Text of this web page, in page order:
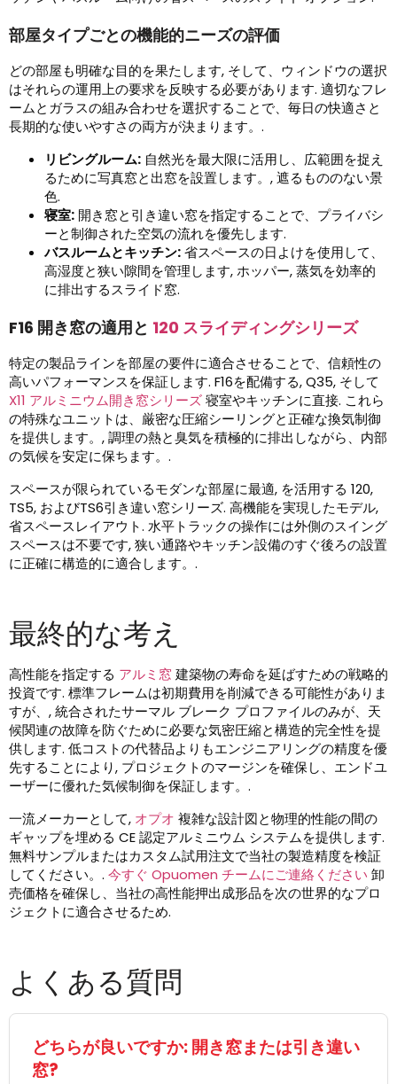
部屋タイプごとの機能的ニーズの評価
どの部屋も明確な目的を果たします, そして、ウィンドウの選択
はそれらの運用上の要求を反映する必要があります. 適切なフレ
ームとガラスの組み合わせを選択することで、毎日の快適さと
長期的な使いやすさの両方が決まります。.
リビングルーム: 自然光を最大限に活用し、広範囲を捉え
るために写真窓と出窓を設置します。, 遮るもののない景
色.
寝室: 開き窓と引き違い窓を指定することで、プライバシ
ーと制御された空気の流れを優先します.
バスルームとキッチン:省スペースの日よけを使用して、
高湿度と狭い隙間を管理します, ホッパー, 蒸気を効率的
に排出するスライド窓.
F16 開き窓の適用と 120 スライディングシリーズ
特定の製品ラインを部屋の要件に適合させることで、信頼性の
高いパフォーマンスを保証します. F16を配備する, Q35, そして
X11 アルミニウム開き窓シリーズ寝室やキッチンに直接. これら
の特殊なユニットは、厳密な圧縮シーリングと正確な換気制御
を提供します。, 調理の熱と臭気を積極的に排出しながら、内部
の気候を安定に保ちます。.
スペースが限られているモダンな部屋に最適, を活用する 120,
TS5, およびTS6引き違い窓シリーズ. 高機能を実現したモデル,
省スペースレイアウト. 水平トラックの操作には外側のスイング
スペースは不要です, 狭い通路やキッチン設備のすぐ後ろの設置
に正確に構造的に適合します。.
最終的な考え
高性能を指定する アルミ窓 建築物の寿命を延ばすための戦略的
投資です. 標準フレームは初期費用を削減できる可能性がありま
すが、, 統合されたサーマル ブレーク プロファイルのみが、天
候関連の故障を防ぐために必要な気密圧縮と構造的完全性を提
供します. 低コストの代替品よりもエンジニアリングの精度を優
先することにより, プロジェクトのマージンを確保し、エンドユ
ーザーに優れた気候制御を保証します。.
一流メーカーとして, オプオ 複雑な設計図と物理的性能の間の
ギャップを埋める CE 認定アルミニウム システムを提供します.
無料サンプルまたはカスタム試用注文で当社の製造精度を検証
してください。. 今すぐ Opuomen チームにご連絡ください 卸
売価格を確保し、当社の高性能押出成形品を次の世界的なプロ
ジェクトに適合させるため.
よくある質問
どちらが良いですか: 開き窓または引き違い
窓?